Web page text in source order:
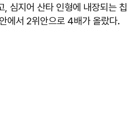
심지어 산타 인형에 내장되는 칩
에서 2위안으로 4배가 올랐다.